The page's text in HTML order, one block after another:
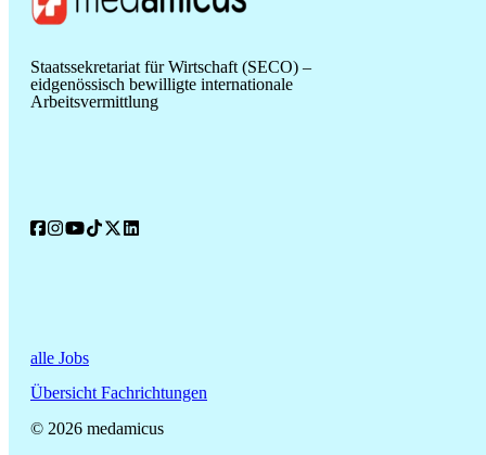
Staatssekretariat für Wirtschaft (SECO) –
eidgenössisch bewilligte internationale
Arbeitsvermittlung
alle Jobs
Übersicht Fachrichtungen
© 2026 medamicus